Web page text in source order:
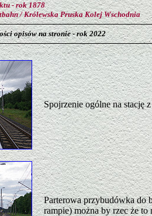
- rok 1878
/ Królewska Pruska Kolej Wschodnia
opisów na stronie - rok 2022
Spojrzenie ogólne na stację
Parterowa przybudówka do
rampie) można by rzec że to